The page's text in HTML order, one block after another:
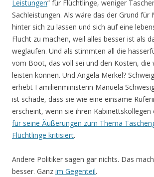
Leistungen“ für Flüchtlinge, weniger
Sachleistungen. Als wäre das der Grund für
hinter sich zu lassen und sich auf eine
Flucht zu machen, weil alles besser ist als
weglaufen. Und als stimmten all die
vom Boot, das voll sei und den Kosten, die
leisten können. Und Angela Merkel?
erhebt Familienministerin Manuela
ist schade, dass sie wie eine einsame
erscheint, wenn sie ihren Kabinettskollegen
für seine Äußerungen zum Thema
Flüchtlinge kritisiert.
Andere Politiker sagen gar nichts. Das
besser. Ganz im Gegenteil.